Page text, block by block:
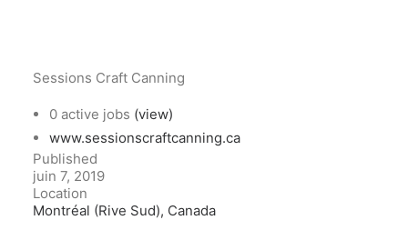
Sessions Craft Canning
0 active jobs (view)
www.sessionscraftcanning.ca
Published
juin 7, 2019
Location
Montréal (Rive Sud), Canada